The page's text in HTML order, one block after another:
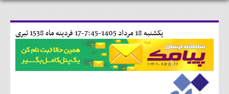
17 فردينه ماه 1538 تبری يکشنبه 18 مرداد 1405-7:45-